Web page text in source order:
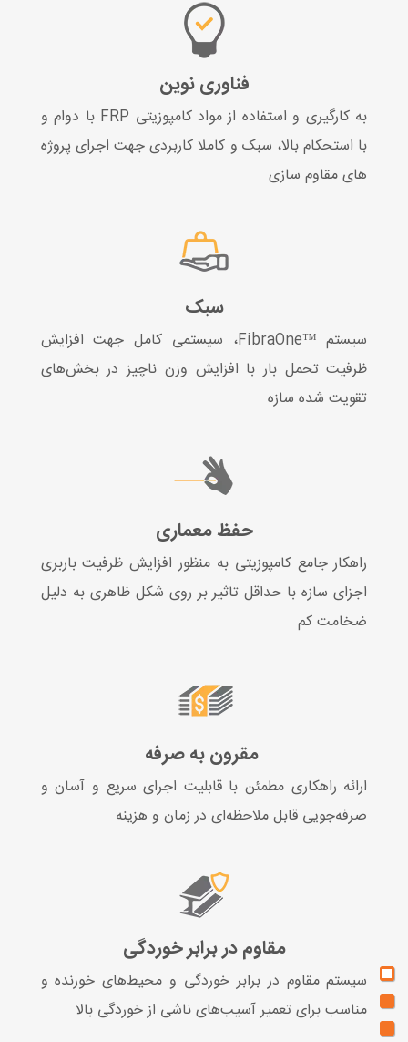
فناوری نوین
به‌ کارگیری و استفاده از مواد کامپوزیتی FRP با دوام و
با استحکام بالا، سبک و کاملا کاربردی جهت اجرای پروژه
های مقاوم سازی
سبک
سیستم ™FibraOne، سیستمی کامل جهت افزایش
ظرفیت تحمل بار با افزایش وزن ناچیز در بخش‌های
تقویت شده سازه
حفظ معماری
راهکار جامع کامپوزیتی به منظور افزایش ظرفیت باربری
اجزای سازه با حداقل تاثیر بر روی شکل ظاهری به دلیل
ضخامت کم
مقرون به صرفه
ارائه راهکاری مطمئن با قابلیت اجرای سریع و آسان و
صرفه‌جویی قابل ملاحظه‌ای در زمان و هزینه
مقاوم در برابر خوردگی
سیستم مقاوم در برابر خوردگی و محیط‌های خورنده و
مناسب برای تعمیر آسیب‌های ناشی از خوردگی بالا